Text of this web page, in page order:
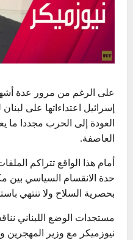
على الرغم من مرور عدة
إسرائيل اعتداءاتها على
العودة إلى الحرب مجددا ما
العاصفة.
أمام هذا الواقع تتراكم
حدة الانقسام السياسي بين
بحصرية السلاح ولا تنتهي
مستجدات الوضع اللبناني
نيوزميكر مع وزير المهجرين